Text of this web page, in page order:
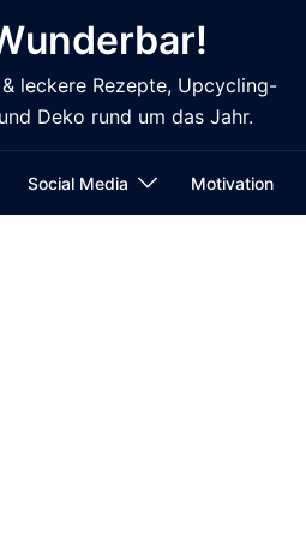
leckere Rezepte, Upcycling-
Deko rund um das Jahr.
Social Media Motivation